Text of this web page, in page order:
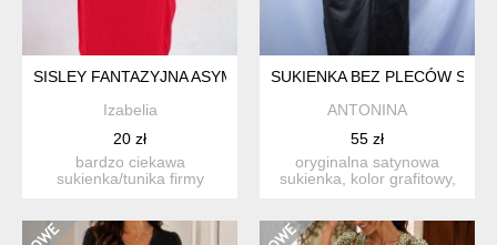
SISLEY FANTAZYJNA ASYMETRIA
Izabelia
20 zł
bardzo ciekawa
sukienka/tunika firmy
SUKIENKA BEZ PLECÓW S/M
ANTONINA
55 zł
oryginalna satynowa
sukienka, kolor grafitowy,